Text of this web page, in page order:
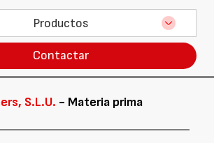
Productos
Contactar
S.L.U. - Materia prima